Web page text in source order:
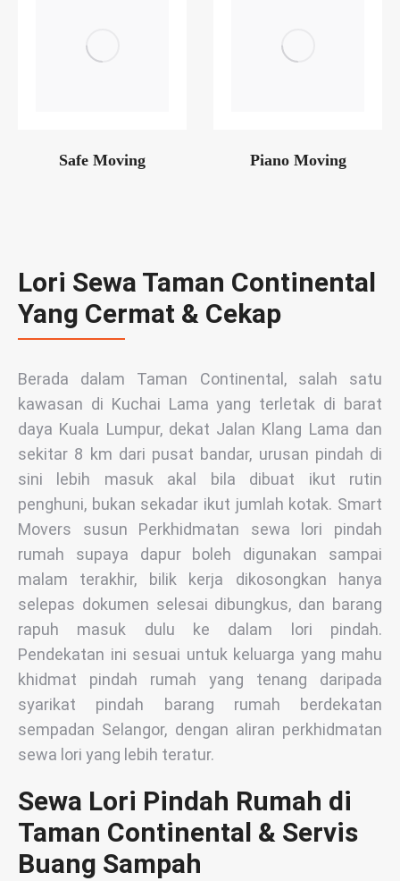
Safe Moving Piano Moving
Lori Sewa Taman Continental
Yang Cermat & Cekap
Berada dalam Taman Continental, salah satu
kawasan di Kuchai Lama yang terletak di barat
daya Kuala Lumpur, dekat Jalan Klang Lama dan
sekitar 8 km dari pusat bandar, urusan pindah di
sini lebih masuk akal bila dibuat ikut rutin
penghuni, bukan sekadar ikut jumlah kotak. Smart
Movers susun Perkhidmatan sewa lori pindah
rumah supaya dapur boleh digunakan sampai
malam terakhir, bilik kerja dikosongkan hanya
selepas dokumen selesai dibungkus, dan barang
rapuh masuk dulu ke dalam lori pindah.
Pendekatan ini sesuai untuk keluarga yang mahu
khidmat pindah rumah yang tenang daripada
syarikat pindah barang rumah berdekatan
sempadan Selangor, dengan aliran perkhidmatan
sewa lori yang lebih teratur.
Sewa Lori Pindah Rumah di
Taman Continental & Servis
Buang Sampah